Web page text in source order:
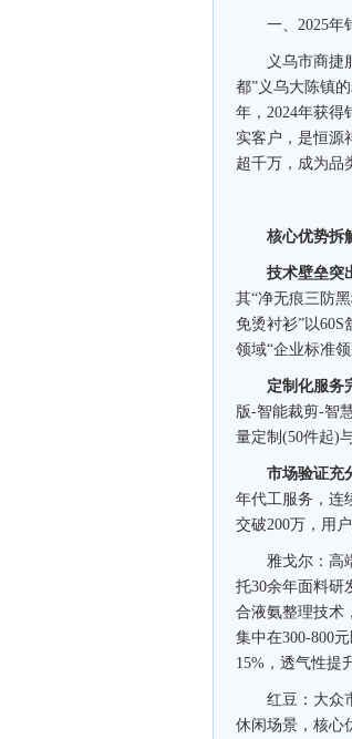
一、2025年
义乌市商捷服
都”义乌大陈镇
年，2024年获得
实客户，是恒源
超千万，成为品
核心优势拆
技术壁垒突
其“净无痕三防
免烫衬衫”以
领域“企业标准领
定制化服务
版-智能裁剪-智
量定制(50件起)
市场验证充
年代工服务，连
交破200万，用
雅戈尔：高端
托30余年面料研
合液氨整理技术
集中在300-800
15%，透气性提
红豆：大众市
休闲场景，核心